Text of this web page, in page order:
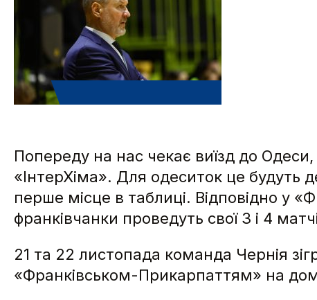
Попереду на нас чекає виїзд до
«ІнтерХіма». Для одеситок це будуть
перше місце в таблиці. Відповідно у
франківчанки проведуть свої 3 і 4
21 та 22 листопада команда Чернія
«Франківськом-Прикарпаттям» на